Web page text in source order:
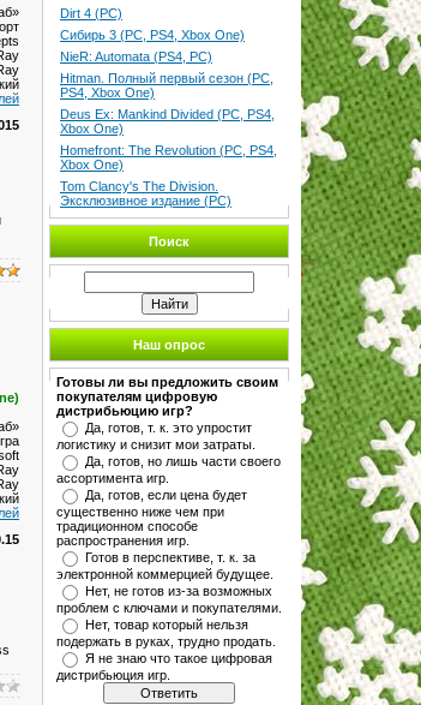
Dirt 4 (PC)
Сибирь 3 (PC, PS4, Xbox One)
NieR: Automata (PS4, PC)
Hitman. Полный первый сезон (PC,
PS4, Xbox One)
Deus Ex: Mankind Divided (PC, PS4,
Xbox One)
Homefront: The Revolution (PC, PS4,
Xbox One)
Tom Clancy's The Division.
Эксклюзивное издание (PC)
Поиск
Наш опрос
Готовы ли вы предложить своим
покупателям цифровую
дистрибьюцию игр?
Да, готов, т. к. это упростит
логистику и снизит мои затраты.
Да, готов, но лишь части своего
ассортимента игр.
Да, готов, если цена будет
существенно ниже чем при
традиционном способе
распространения игр.
Готов в перспективе, т. к. за
электронной коммерцией будущее.
Нет, не готов из-за возможных
проблем с ключами и покупателями.
Нет, товар который нельзя
подержать в руках, трудно продать.
Я не знаю что такое цифровая
дистрибьюция игр.